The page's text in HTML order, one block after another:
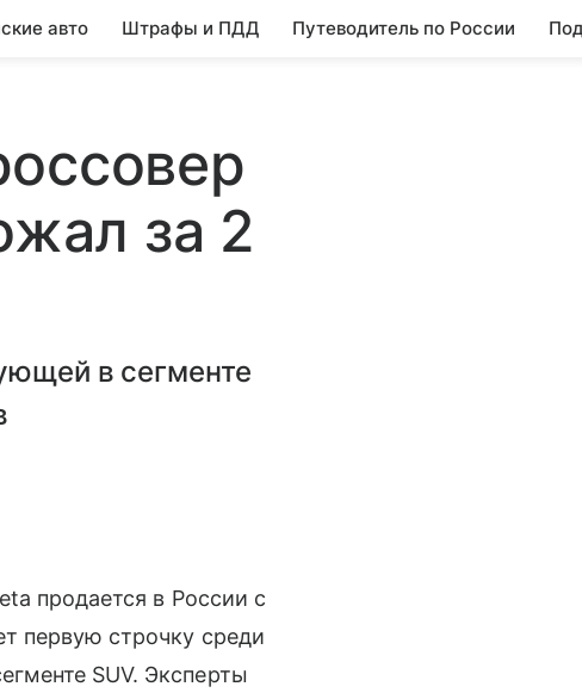
авто Штрафы и ПДД Путеводитель по России
за 2
в сегменте
продается в России с
первую строчку среди
SUV. Эксперты